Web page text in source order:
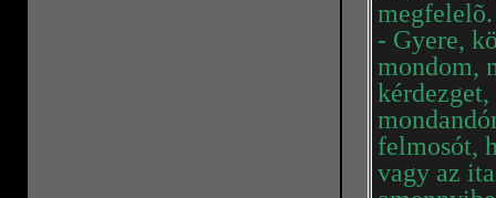
megfelelõ.
- Gyere,
mondom,
felmosót,
vagy az